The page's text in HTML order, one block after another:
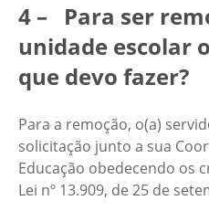
4 – Para ser
unidade escolar
que devo fazer?
Para a remoção, o(a)
solicitação junto a sua
Educação obedecendo os
Lei nº 13.909, de 25 de